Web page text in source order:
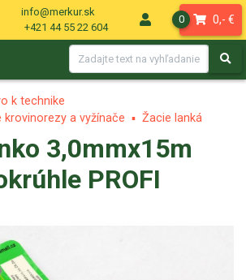
info@merkur.sk
+421 44 55 22 604
0 0,- €
k technike
krovinorezy a vyžínače
Žacie lanká
3,0mmx15m
PROFI